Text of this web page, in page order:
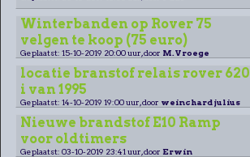
Winterbanden op Rover 75
velgen te koop (75 euro)
Geplaatst: 15-10-2019 20:00 uur, door M.Vroege
locatie branstof relais rover 620
i van 1995
Geplaatst: 14-10-2019 19:00 uur, door weinchard julius
Nieuwe brandstof E10 Ramp
voor oldtimers
Geplaatst: 03-10-2019 23:41 uur, door Erwin